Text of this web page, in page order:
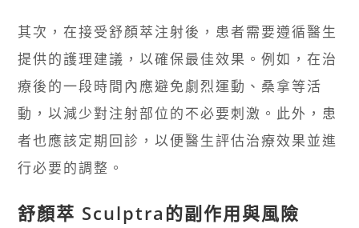
其次，在接受舒顏萃注射後，患者需要遵循醫生
提供的護理建議，以確保最佳效果。例如，在治
療後的一段時間內應避免劇烈運動、桑拿等活
動，以減少對注射部位的不必要刺激。此外，患
者也應該定期回診，以便醫生評估治療效果並進
行必要的調整。
舒顏萃 Sculptra的副作用與風險